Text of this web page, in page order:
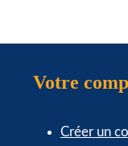
Votre
Créer un